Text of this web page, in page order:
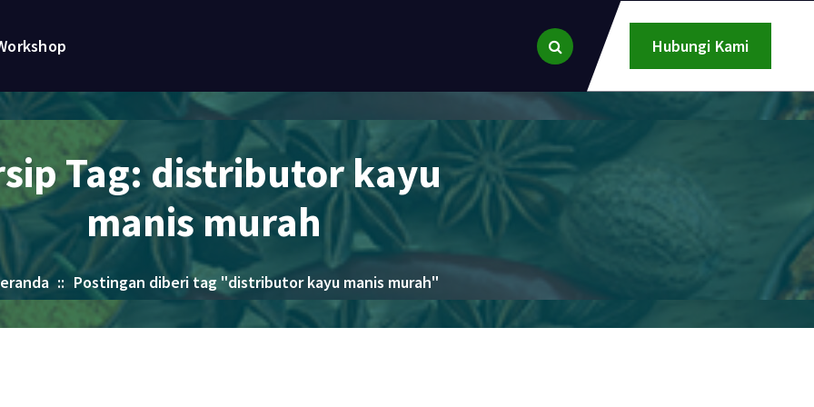
Hubungi Kami
Tag: distributor kayu
manis murah
:: Postingan diberi tag "distributor kayu manis murah"